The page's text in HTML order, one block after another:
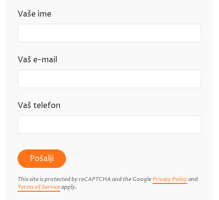
Vaše ime
Vaš e-mail
Vaš telefon
Pošalji
This site is protected by reCAPTCHA and the Google Privacy Policyand
Terms of Serviceapply.